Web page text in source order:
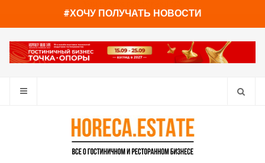
#ХОЧУ ПОЛУЧАТЬ НОВОСТИ